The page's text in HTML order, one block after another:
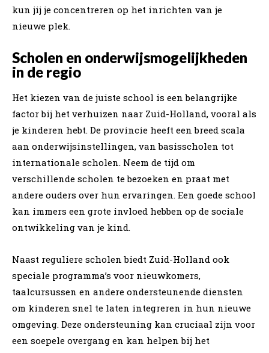
kun jij je concentreren op het inrichten van je
nieuwe plek.
Scholen en onderwijsmogelijkheden
in de regio
Het kiezen van de juiste school is een belangrijke
factor bij het verhuizen naar Zuid-Holland, vooral als
je kinderen hebt. De provincie heeft een breed scala
aan onderwijsinstellingen, van basisscholen tot
internationale scholen. Neem de tijd om
verschillende scholen te bezoeken en praat met
andere ouders over hun ervaringen. Een goede school
kan immers een grote invloed hebben op de sociale
ontwikkeling van je kind.
Naast reguliere scholen biedt Zuid-Holland ook
speciale programma’s voor nieuwkomers,
taalcursussen en andere ondersteunende diensten
om kinderen snel te laten integreren in hun nieuwe
omgeving. Deze ondersteuning kan cruciaal zijn voor
een soepele overgang en kan helpen bij het